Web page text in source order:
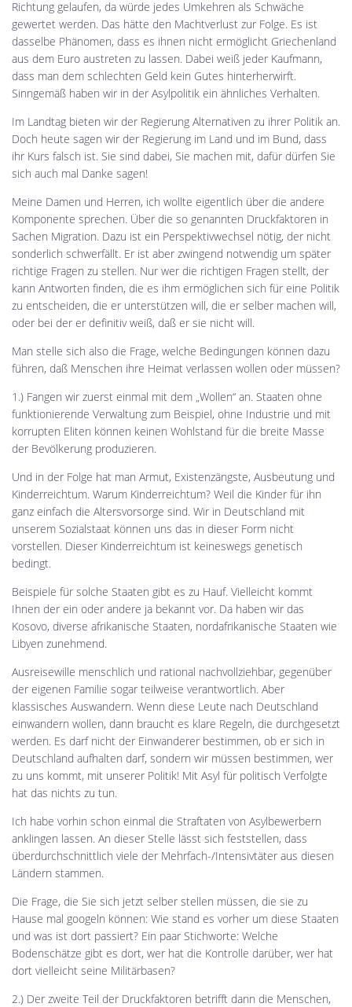
Richtung gelaufen, da würde jedes Umkehren als Schwäche
gewertet werden. Das hätte den Machtverlust zur Folge. Es ist
dasselbe Phänomen, dass es ihnen nicht ermöglicht Griechenland
aus dem Euro austreten zu lassen. Dabei weiß jeder Kaufmann,
dass man dem schlechten Geld kein Gutes hinterherwirft.
Sinngemäß haben wir in der Asylpolitik ein ähnliches Verhalten.
Im Landtag bieten wir der Regierung Alternativen zu ihrer Politik an.
Doch heute sagen wir der Regierung im Land und im Bund, dass
ihr Kurs falsch ist. Sie sind dabei, Sie machen mit, dafür dürfen Sie
sich auch mal Danke sagen!
Meine Damen und Herren, ich wollte eigentlich über die andere
Komponente sprechen. Über die so genannten Druckfaktoren in
Sachen Migration. Dazu ist ein Perspektivwechsel nötig, der nicht
sonderlich schwerfällt. Er ist aber zwingend notwendig um später
richtige Fragen zu stellen. Nur wer die richtigen Fragen stellt, der
kann Antworten finden, die es ihm ermöglichen sich für eine Politik
zu entscheiden, die er unterstützen will, die er selber machen will,
oder bei der er definitiv weiß, daß er sie nicht will.
Man stelle sich also die Frage, welche Bedingungen können dazu
führen, daß Menschen ihre Heimat verlassen wollen oder müssen?
1.) Fangen wir zuerst einmal mit dem „Wollen“ an. Staaten ohne
funktionierende Verwaltung zum Beispiel, ohne Industrie und mit
korrupten Eliten können keinen Wohlstand für die breite Masse
der Bevölkerung produzieren.
Und in der Folge hat man Armut, Existenzängste, Ausbeutung und
Kinderreichtum. Warum Kinderreichtum? Weil die Kinder für ihn
ganz einfach die Altersvorsorge sind. Wir in Deutschland mit
unserem Sozialstaat können uns das in dieser Form nicht
vorstellen. Dieser Kinderreichtum ist keineswegs genetisch
bedingt.
Beispiele für solche Staaten gibt es zu Hauf. Vielleicht kommt
Ihnen der ein oder andere ja bekannt vor. Da haben wir das
Kosovo, diverse afrikanische Staaten, nordafrikanische Staaten wie
Libyen zunehmend.
Ausreisewille menschlich und rational nachvollziehbar, gegenüber
der eigenen Familie sogar teilweise verantwortlich. Aber
klassisches Auswandern. Wenn diese Leute nach Deutschland
einwandern wollen, dann braucht es klare Regeln, die durchgesetzt
werden. Es darf nicht der Einwanderer bestimmen, ob er sich in
Deutschland aufhalten darf, sondern wir müssen bestimmen, wer
zu uns kommt, mit unserer Politik! Mit Asyl für politisch Verfolgte
hat das nichts zu tun.
Ich habe vorhin schon einmal die Straftaten von Asylbewerbern
anklingen lassen. An dieser Stelle lässt sich feststellen, dass
überdurchschnittlich viele der Mehrfach-/Intensivtäter aus diesen
Ländern stammen.
Die Frage, die Sie sich jetzt selber stellen müssen, die sie zu
Hause mal googeln können: Wie stand es vorher um diese Staaten
und was ist dort passiert? Ein paar Stichworte: Welche
Bodenschätze gibt es dort, wer hat die Kontrolle darüber, wer hat
dort vielleicht seine Militärbasen?
2.) Der zweite Teil der Druckfaktoren betrifft dann die Menschen,